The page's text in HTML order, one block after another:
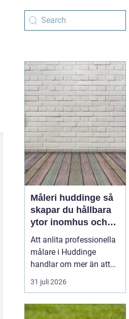
Måleri huddinge så
skapar du hållbara
ytor inomhus och
utomhus
Att anlita professionella
målare i Huddinge
handlar om mer än att
bara få nya kulörer på
väggarna. Ett
måleriarbete skyddar
31 juli 2026